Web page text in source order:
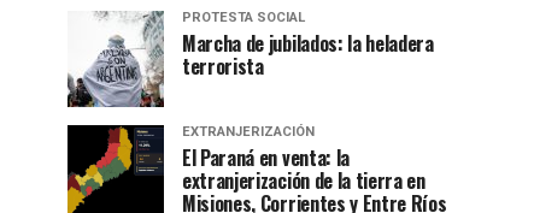
PROTESTA SOCIAL
Marcha de jubilados: la heladera
terrorista
EXTRANJERIZACIÓN
El Paraná en venta: la
extranjerización de la tierra en
Misiones, Corrientes y Entre Ríos